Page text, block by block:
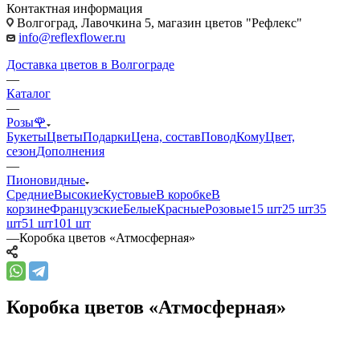
Контактная информация
Волгоград, Лавочкина 5, магазин цветов "Рефлекс"
info@reflexflower.ru
Доставка цветов в Волгограде
—
Каталог
—
Розы🌹
БукетыЦветыПодаркиЦена, составПоводКомуЦвет,
сезонДополнения
—
Пионовидные
СредниеВысокиеКустовыеВ коробкеВ
корзинеФранцузскиеБелыеКрасныеРозовые15 шт25 шт35
шт51 шт101 шт
—Коробка цветов «Атмосферная»
Коробка цветов «Атмосферная»